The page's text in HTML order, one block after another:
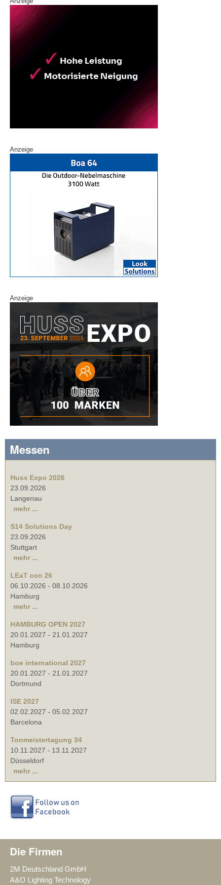
Anzeige
Anzeige
Messen
Huss Expo 2026
23.09.2026
Langenau
mehr ...
S14 Solutions Day
23.09.2026
Stuttgart
mehr ...
LEaT con 26
06.10.2026 - 08.10.2026
Hamburg
mehr ...
HAMBURG OPEN 2027
20.01.2027 - 21.01.2027
Hamburg
boe international 2027
20.01.2027 - 21.01.2027
Dortmund
ISE 2027
02.02.2027 - 05.02.2027
Barcelona
Tonmeistertagung 34
10.11.2027 - 13.11.2027
Düsseldorf
mehr ...
Die Firmen
2M Deutschland GmbH
A&O Lighting Technology